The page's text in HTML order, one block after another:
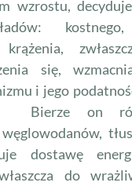
wzrostu,
się,
i jego
Bierze on
dostawę
do